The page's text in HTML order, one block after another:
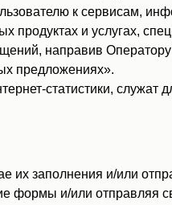
к сервисам,
и услугах,
направив
предложениях».
статистики, служат
заполнения и/или
и/или отправляя